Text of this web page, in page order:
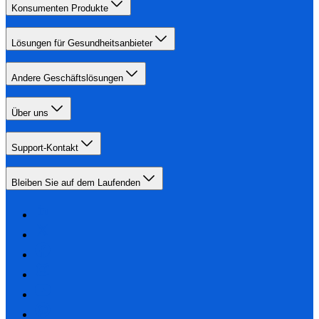
Konsumenten Produkte
Lösungen für Gesundheitsanbieter
Andere Geschäftslösungen
Über uns
Support-Kontakt
Bleiben Sie auf dem Laufenden